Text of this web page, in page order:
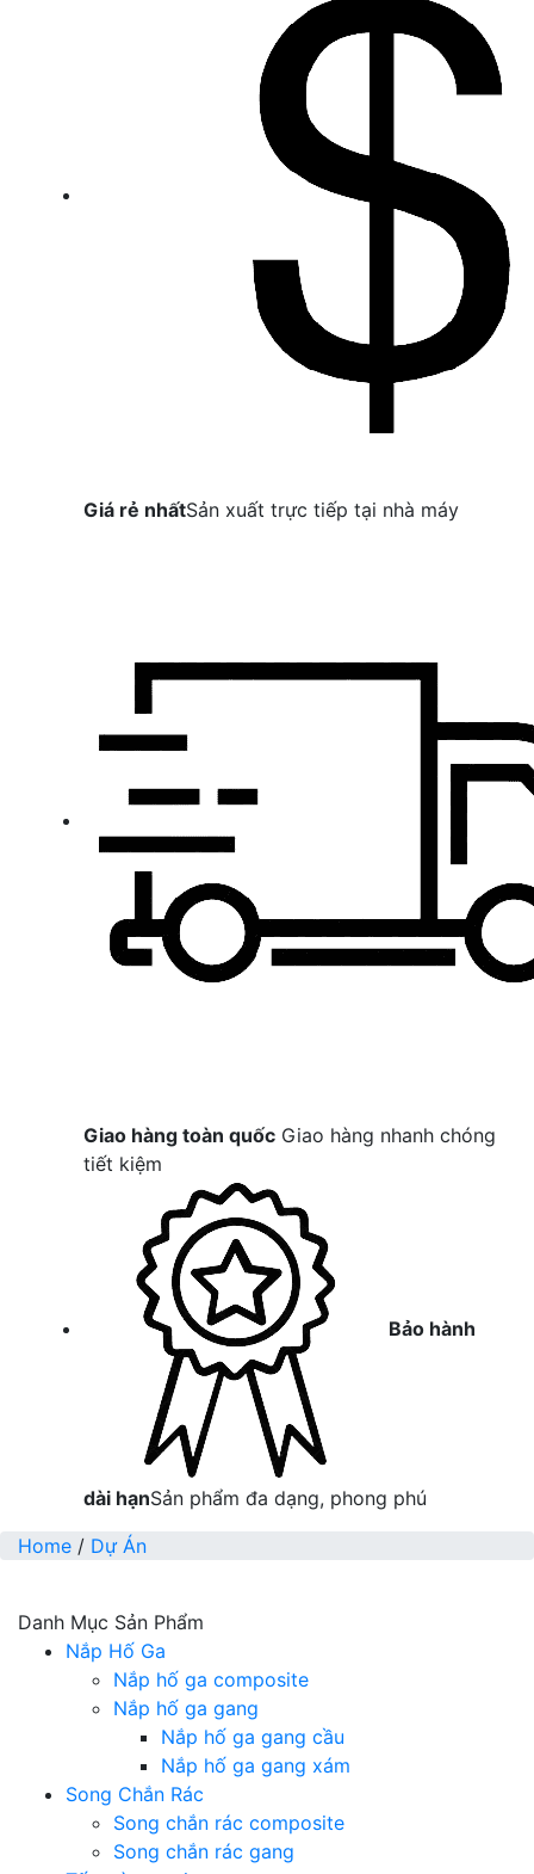
Giá rẻ nhấtSản xuất trực tiếp tại nhà máy
Giao hàng toàn quốc Giao hàng nhanh chóng
tiết kiệm
Bảo hành
dài hạnSản phẩm đa dạng, phong phú
Home / Dự Án
Danh Mục Sản Phẩm
Nắp Hố Ga
Nắp hố ga composite
Nắp hố ga gang
Nắp hố ga gang cầu
Nắp hố ga gang xám
Song Chắn Rác
Song chắn rác composite
Song chắn rác gang